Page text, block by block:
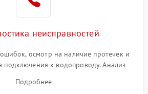
неисправностей
осмотр на наличие протечек и
подключения к водопроводу. Анализ
слива, нагрева, вращения
или срабатывание системы защиты
Подробнее